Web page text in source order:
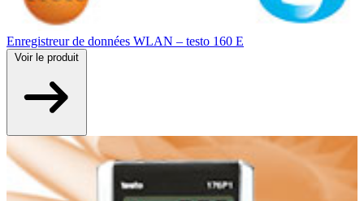
Enregistreur de données WLAN – testo 160 E
Voir le produit